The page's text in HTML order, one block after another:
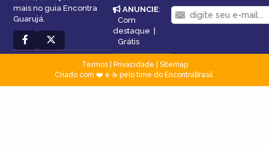
mais no guia Encontra
Guarujá.
ANUNCIE:
Com
destaque |
Grátis
Termos| Privacidade
Sitemap
Criado com ❤️ e ☕ pelo time do EncontraBrasil